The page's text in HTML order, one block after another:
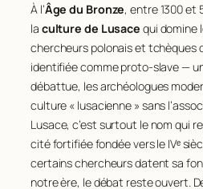
À l’Âge du Bronze, entre 1300 et
la culture de Lusace qui domine
chercheurs polonais et tchèques
identifiée comme proto-slave —
débattue, les archéologues
culture « lusacienne » sans
Lusace, c’est surtout le nom qui
cité fortifiée fondée vers le IVᵉ
certains chercheurs datent sa
notre ère, le débat reste ouvert.